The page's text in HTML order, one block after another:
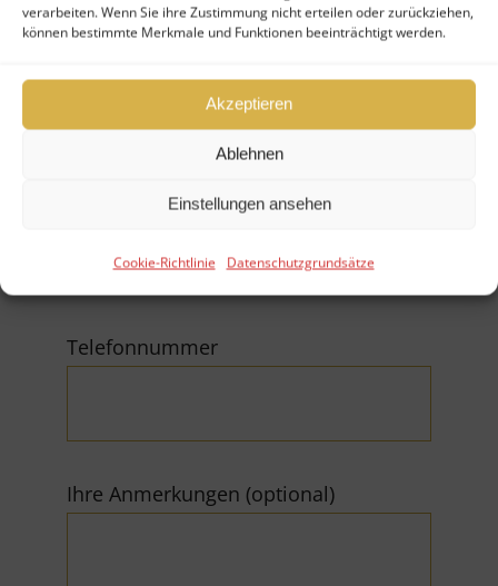
verarbeiten. Wenn Sie ihre Zustimmung nicht erteilen oder zurückziehen,
können bestimmte Merkmale und Funktionen beeinträchtigt werden.
Akzeptieren
Ablehnen
Einstellungen ansehen
Cookie-Richtlinie Datenschutzgrundsätze
E-Mail (*Pflichtfeld)
Telefonnummer
Ihre Anmerkungen (optional)